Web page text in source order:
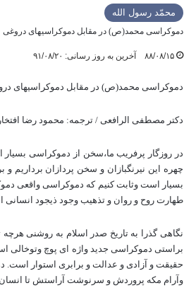
محمّد رسول الله
دموکراسی محمد(ص) در مقابل دموکراسیهای دروغی
۸۸/۰۸/۱۵ آخرین به روز رسانی: ۹۱/۰۸/۲۰
دموکراسی محمد(ص) در مقابل دموکراسیهای
دکتر مصطفی الرافعی / ترجمه: محمود رضا
در روزگار پرفریب ما،سخن از دموکراسی
چهره این نیرنگبازان و سخن پردازان
بسیار است وثابت کنیم که دموکراسی واقعی
طهارت روح و روان و تذهیب وجود ذیجود
نگاهی گذرا به تاریخ صدر اسلام به روشنی
براستی دموکراسی جدید واژه ای پوچ وتوخالی
حقیقت و آزادی و عدالت و برابری استوار است.
وآرام مکه پروردش و سرنوشت آراستش تا